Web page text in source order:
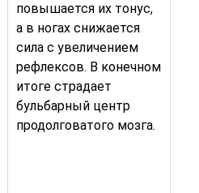
повышается их тонус,
а в ногах снижается
сила с увеличением
рефлексов. В конечном
итоге страдает
бульбарный центр
продолговатого мозга.